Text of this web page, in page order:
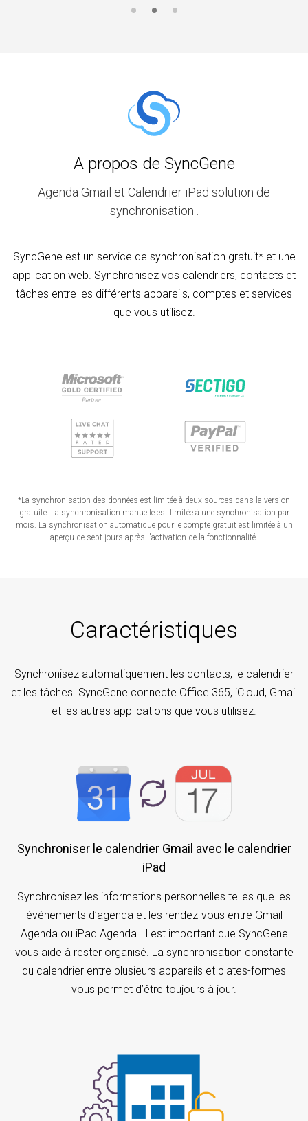
A propos de SyncGene
Agenda Gmail et Calendrier iPad solution de
synchronisation .
SyncGene est un service de synchronisation gratuit* et une
application web. Synchronisez vos calendriers, contacts et
tâches entre les différents appareils, comptes et services
que vous utilisez.
*La synchronisation des données est limitée à deux sources dans la version
gratuite. La synchronisation manuelle est limitée à une synchronisation par
mois. La synchronisation automatique pour le compte gratuit est limitée à un
aperçu de sept jours après l'activation de la fonctionnalité.
Caractéristiques
Synchronisez automatiquement les contacts, le calendrier
et les tâches. SyncGene connecte Office 365, iCloud, Gmail
et les autres applications que vous utilisez.
Synchroniser le calendrier Gmail avec le calendrier
iPad
Synchronisez les informations personnelles telles que les
événements d’agenda et les rendez-vous entre Gmail
Agenda ou iPad Agenda. Il est important que SyncGene
vous aide à rester organisé. La synchronisation constante
du calendrier entre plusieurs appareils et plates-formes
vous permet d’être toujours à jour.